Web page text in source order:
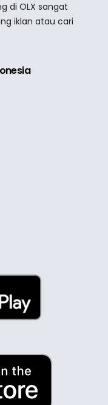
di OLX sangat
iklan atau cari